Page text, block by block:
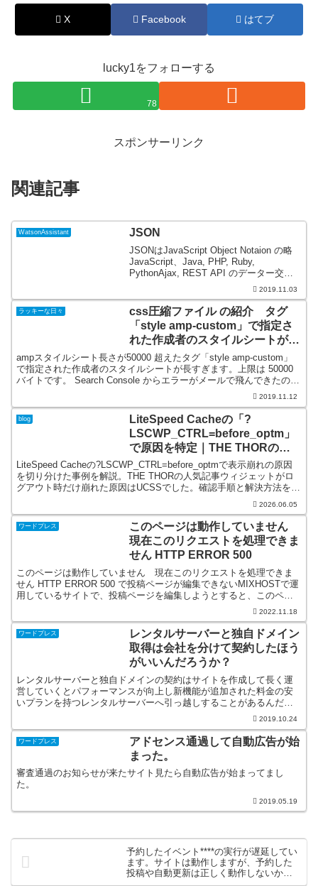
X Facebook はてブ
lucky1をフォローする
78
スポンサーリンク
関連記事
WatsonAssistant JSON
JSONはJavaScript Object Notaion の略
JavaScript、Java, PHP, Ruby,
PythonAjax, REST API のデーター交換
で使用。MIMEタイプ ：application/json
2019.11.03
ラッキーな日々
css圧縮ファイル の紹介 タグ
「style amp-custom」で指定さ
れた作成者のスタイルシートが長
すぎます。上限は 50000 バイト
です。
ampスタイルシート長さが50000 超えたタグ「style amp-custom」
で指定された作成者のスタイルシートが長すぎます。上限は 50000
バイトです。 Search Console からエラーがメールで飛んできたの
2019.11.12
blog
LiteSpeed Cacheの「?
LSCWP_CTRL=before_optm」
で原因を特定｜THE THORのウ
ィジェットがログアウト時だけ崩
る
LiteSpeed Cacheの?LSCWP_CTRL=before_optmで表示崩れの原因
を切り分けた事例を解説。THE THORの人気記事ウィジェットがロ
グアウト時だけ崩れた原因はUCSSでした。確認手順と解決方法を分
2026.06.05
ワードプレス
このページは動作していません
現在このリクエストを処理できま
せん HTTP ERROR 500
このページは動作していません 現在このリクエストを処理できま
せん HTTP ERROR 500 で投稿ページが編集できないMIXHOSTで運
用しているサイトで、投稿ページを編集しようとすると、このペー
2022.11.18
ワードプレス
レンタルサーバーと独自ドメイン
取得は会社を分けて契約したほう
がいいんだろうか？
レンタルサーバーと独自ドメインの契約はサイトを作成して長く運
営していくとパフォーマンスが向上し新機能が追加された料金の安
いプランを持つレンタルサーバーへ引っ越しすることがあるんだよ
ね。その時、ドメイン契約を残してレンタルサーバーの移転する2019.10.24
ワードプレス
アドセンス通過して自動広告が始
まった。
審査通過のお知らせが来たサイト見たら自動広告が始まってまし
た。
2019.05.19
予約したイベント****の実行が遅延してい
ます。サイトは動作しますが、予約した
投稿や自動更新は正しく動作しないかも
しれません